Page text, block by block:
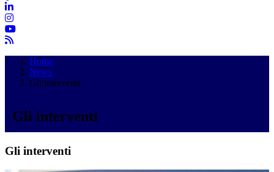
Home
News
Gli interventi
Gli interventi
Gli interventi